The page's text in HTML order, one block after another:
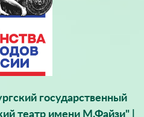
государственный
театр имени М.Файзи" |